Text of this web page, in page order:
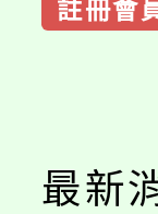
註冊會
最新